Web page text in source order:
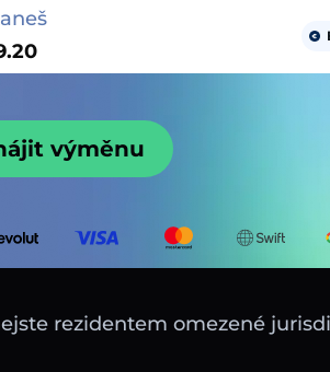
výměnu
rezidentem omezené